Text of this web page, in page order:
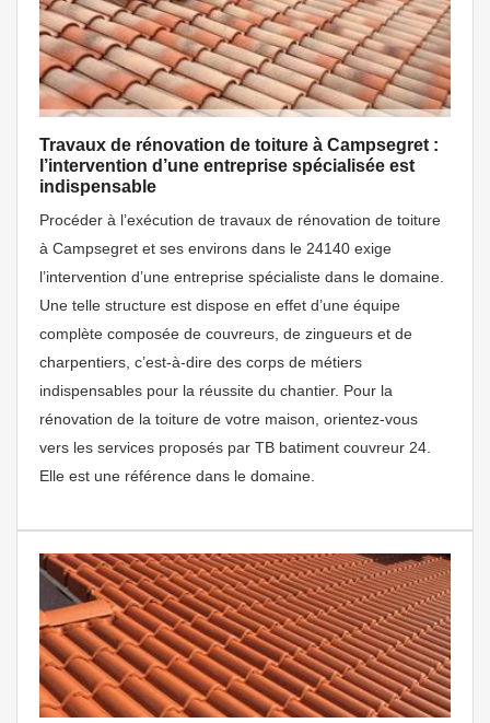
Travaux de rénovation de toiture à Campsegret :
l’intervention d’une entreprise spécialisée est
indispensable
Procéder à l’exécution de travaux de rénovation de toiture
à Campsegret et ses environs dans le 24140 exige
l’intervention d’une entreprise spécialiste dans le domaine.
Une telle structure est dispose en effet d’une équipe
complète composée de couvreurs, de zingueurs et de
charpentiers, c’est-à-dire des corps de métiers
indispensables pour la réussite du chantier. Pour la
rénovation de la toiture de votre maison, orientez-vous
vers les services proposés par TB batiment couvreur 24.
Elle est une référence dans le domaine.